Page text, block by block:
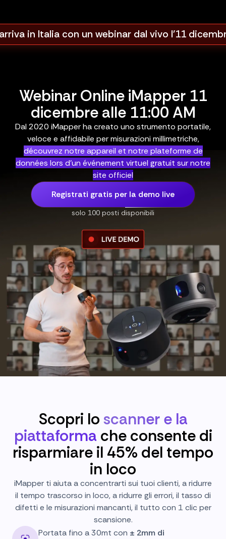
in Italia con un webinar dal vivo l'11
Webinar Online iMapper 11
dicembre alle 11:00 AM
Dal 2020 iMapper ha creato uno strumento portatile,
veloce e affidabile per misurazioni millimetriche,
découvrez notre appareil et notre plateforme de
données lors d'un événement virtuel gratuit sur notre
site officiel
Registrati gratis per la demo live
solo 100 posti disponibili
Scopri lo scanner e la
piattaforma che consente di
risparmiare il 45% del tempo
in loco
iMapper ti aiuta a concentrarti sui tuoi clienti, a ridurre
il tempo trascorso in loco, a ridurre gli errori, il tasso di
difetti e le misurazioni mancanti, il tutto con 1 clic per
scansione.
Portata fino a 30mt con ± 2mm di